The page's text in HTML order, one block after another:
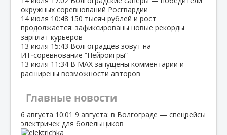
окружных соревнований Росгвардии
14 июля 10:48 150 тысяч рублей и рост
продолжается: зафиксированы новые рекорды
зарплат курьеров
13 июля 15:43 Волгоградцев зовут на
ИТ‑соревнование “Нейроигры”
13 июля 11:34 В МАХ запущены комментарии и
расширены возможности авторов
Главные новости
6 августа 10:01 9 августа: в Волгограде — спецрейсы
электричек для болельщиков